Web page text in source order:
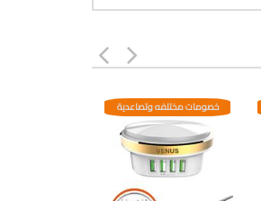
خصومات مختلفه وتصاعدية